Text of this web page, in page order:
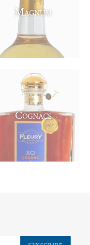
Magnum
Cognacs